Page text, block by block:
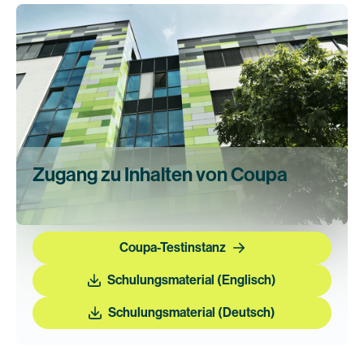
Zugang zu Inhalten von Coupa
Coupa-Testinstanz
Schulungsmaterial (Englisch)
Schulungsmaterial (Deutsch)